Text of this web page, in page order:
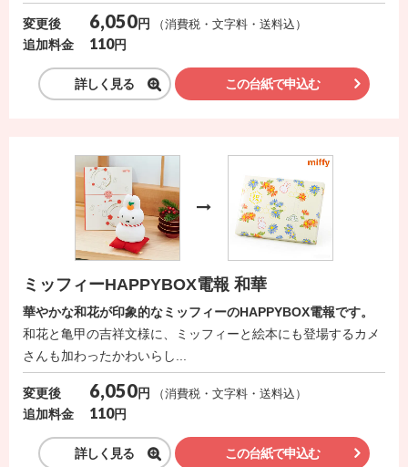
ス
ハ
ー
ト
報
ラ
ボ
お
問
い
合
わ
せ
変更後 6,050円
（消費税・文字料・送料込）
追加料金
110円
詳しく見る この台紙で申込む
ミッフィーHAPPYBOX電報 和華
華やかな和花が印象的なミッフィーのHAPPYBOX電報です。
和花と亀甲の吉祥文様に、ミッフィーと絵本にも登場するカメ
さんも加わったかわいらし...
変更後 6,050円
（消費税・文字料・送料込）
追加料金
110円
詳しく見る この台紙で申込む